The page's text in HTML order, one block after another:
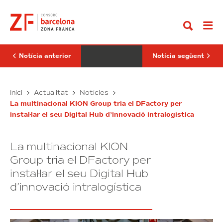
contingut
obté
la
certificació
Gold
Notícia anterior
Barcelona
Fundació
Ibercaja
i
el
talent
Notícia següent
Inici Actualitat Notícies
La multinacional KION Group tria el DFactory per
instal·lar el seu Digital Hub d’innovació intralogística
La multinacional KION
Group tria el DFactory per
instal·lar el seu Digital Hub
d’innovació intralogística
Barcelona
obté
la
Gold
Franca
de